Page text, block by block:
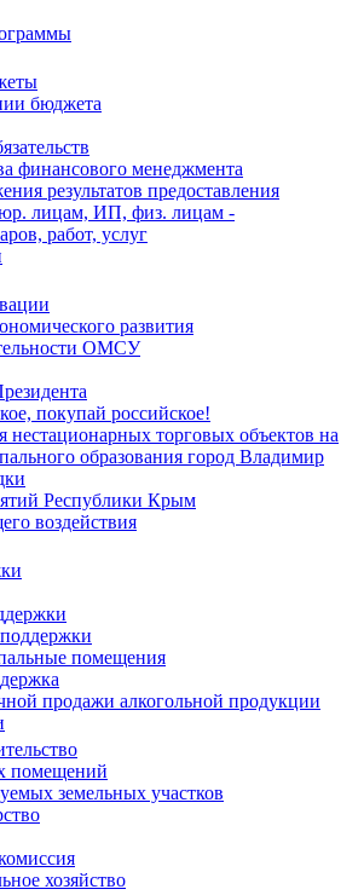
бюджета
финансового менеджмента
результатов предоставления
юр. лицам, ИП, физ. лицам -
работ, услуг
развития
ОМСУ
покупай российское!
нестационарных торговых объектов на
образования город Владимир
Республики Крым
воздействия
помещения
продажи алкогольной продукции
помещений
земельных участков
хозяйство